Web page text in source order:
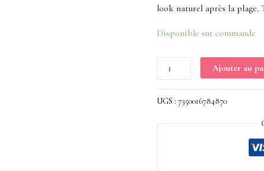
look naturel après la plage.
Disponible sur commande
Ajouter au
UGS : 7350016784870